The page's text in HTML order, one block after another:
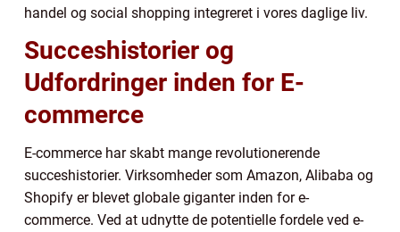
handel og social shopping integreret i vores daglige liv.
Succeshistorier og
Udfordringer inden for E-
commerce
E-commerce har skabt mange revolutionerende
succeshistorier. Virksomheder som Amazon, Alibaba og
Shopify er blevet globale giganter inden for e-
commerce. Ved at udnytte de potentielle fordele ved e-